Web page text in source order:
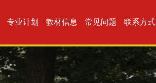
专业计划 教材信息 常见问题 联系方式